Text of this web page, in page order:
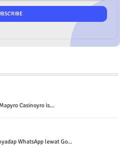
Casinoyro is...
WhatsApp lewat Go...